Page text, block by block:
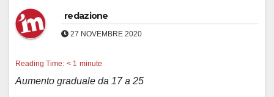
redazione
27 NOVEMBRE 2020
Reading Time: < 1 minute
Aumento graduale da 17 a 25